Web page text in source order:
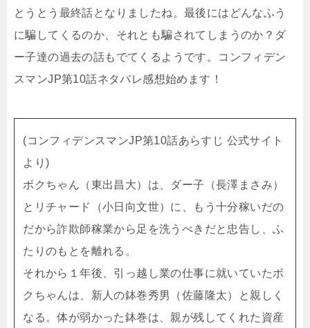
とうとう最終話となりましたね。最後にはどんなふう
に騙してくるのか、それとも騙されてしまうのか？ダ
ー子達の過去の話もでてくるようです。コンフィデン
スマンJP第10話ネタバレ感想始めます！
(コンフィデンスマンJP第10話あらすじ 公式サイト
より)
ボクちゃん（東出昌大）は、ダー子（長澤まさみ）
とリチャード（小日向文世）に、もう十分稼いだの
だから詐欺師稼業から足を洗うべきだと忠告し、ふ
たりのもとを離れる。
それから１年後、引っ越し業の仕事に就いていたボ
クちゃんは、新人の鉢巻秀男（佐藤隆太）と親しく
なる。体が弱かった鉢巻は、親が残してくれた資産